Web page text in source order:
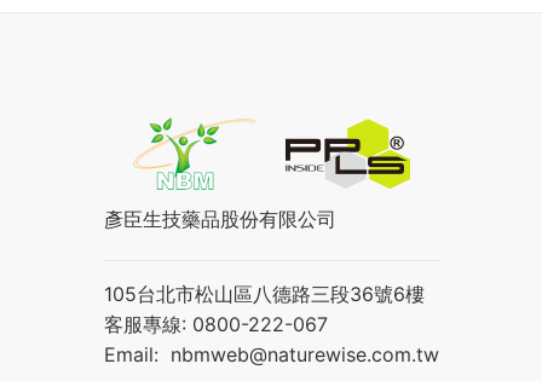
彥臣生技藥品股份有限公司
105台北市松山區八德路三段36號6樓
客服專線: 0800-222-067
Email: nbmweb@naturewise.com.tw